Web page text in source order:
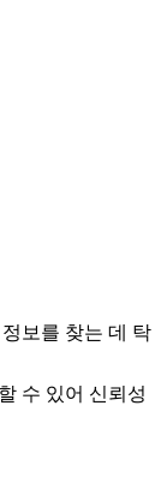
보를 찾는 데 탁
수 있어 신뢰성